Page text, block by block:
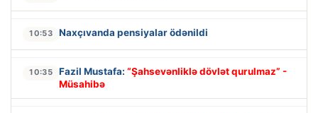
10:53 Naxçıvanda pensiyalar ödənildi
10:35 Fazil Mustafa: “Şahsevənliklə dövlət qurulmaz” -
Müsahibə